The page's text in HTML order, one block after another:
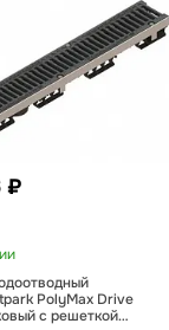
₽
PolyMax Drive
с решеткой